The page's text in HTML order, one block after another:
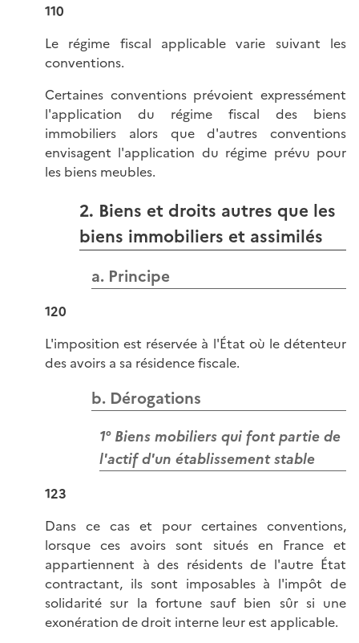
110
Le régime fiscal applicable varie suivant les
conventions.
Certaines conventions prévoient expressément
l'application du régime fiscal des biens
immobiliers alors que d'autres conventions
envisagent l'application du régime prévu pour
les biens meubles.
2. Biens et droits autres que les
biens immobiliers et assimilés
a. Principe
120
L'imposition est réservée à l'État où le détenteur
des avoirs a sa résidence fiscale.
b. Dérogations
1° Biens mobiliers qui font partie de
l'actif d'un établissement stable
123
Dans ce cas et pour certaines conventions,
lorsque ces avoirs sont situés en France et
appartiennent à des résidents de l'autre État
contractant, ils sont imposables à l'impôt de
solidarité sur la fortune sauf bien sûr si une
exonération de droit interne leur est applicable.